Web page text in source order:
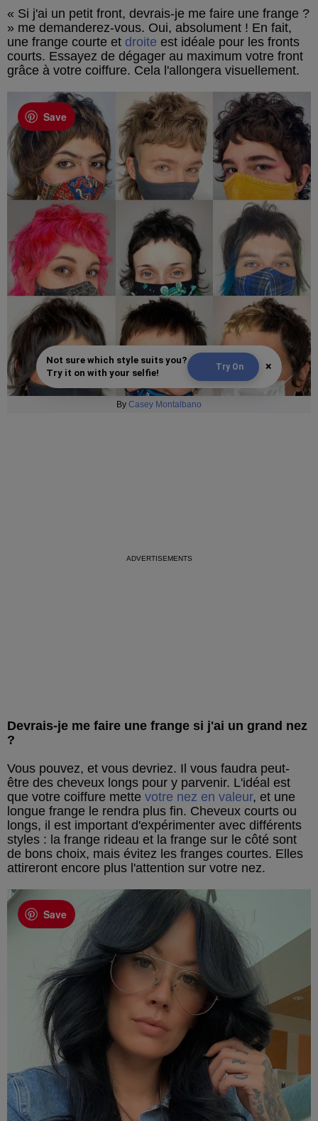
« Si j'ai un petit front, devrais-je me faire une frange ?
» me demanderez-vous. Oui, absolument ! En fait,
une frange courte et droite est idéale pour les fronts
courts. Essayez de dégager au maximum votre front
grâce à votre coiffure. Cela l'allongera visuellement.
Save
Not sure which style suits you?
Try it on with your selfie!
Try On ×
By Casey Montalbano
Devrais-je me faire une frange si j'ai un grand nez
?
Vous pouvez, et vous devriez. Il vous faudra peut-
être des cheveux longs pour y parvenir. L'idéal est
que votre coiffure mette votre nez en valeur, et une
longue frange le rendra plus fin. Cheveux courts ou
longs, il est important d'expérimenter avec différents
styles : la frange rideau et la frange sur le côté sont
de bons choix, mais évitez les franges courtes. Elles
attireront encore plus l'attention sur votre nez.
Save